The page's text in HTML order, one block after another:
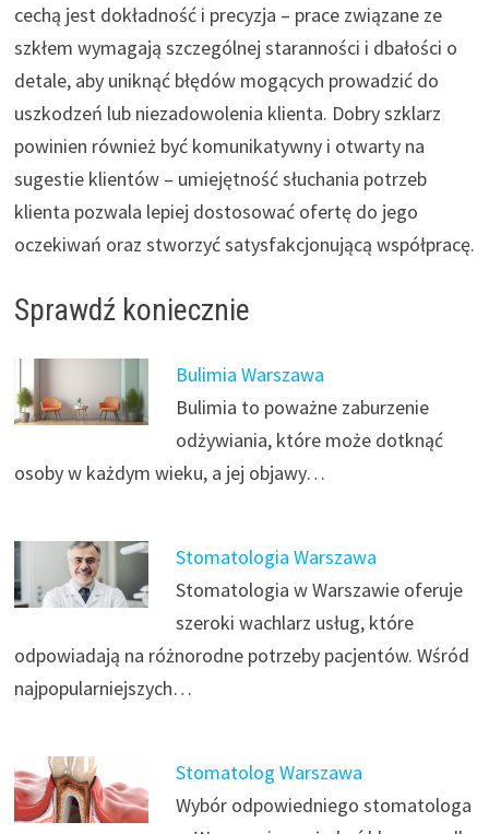
cechą jest dokładność i precyzja – prace związane ze
szkłem wymagają szczególnej staranności i dbałości o
detale, aby uniknąć błędów mogących prowadzić do
uszkodzeń lub niezadowolenia klienta. Dobry szklarz
powinien również być komunikatywny i otwarty na
sugestie klientów – umiejętność słuchania potrzeb
klienta pozwala lepiej dostosować ofertę do jego
oczekiwań oraz stworzyć satysfakcjonującą współpracę.
Sprawdź koniecznie
Bulimia Warszawa
Bulimia to poważne zaburzenie
odżywiania, które może dotknąć
osoby w każdym wieku, a jej objawy…
Stomatologia Warszawa
Stomatologia w Warszawie oferuje
szeroki wachlarz usług, które
odpowiadają na różnorodne potrzeby pacjentów. Wśród
najpopularniejszych…
Stomatolog Warszawa
Wybór odpowiedniego stomatologa